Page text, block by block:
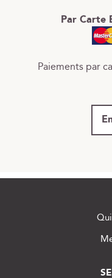
Par Carte
Paiements par